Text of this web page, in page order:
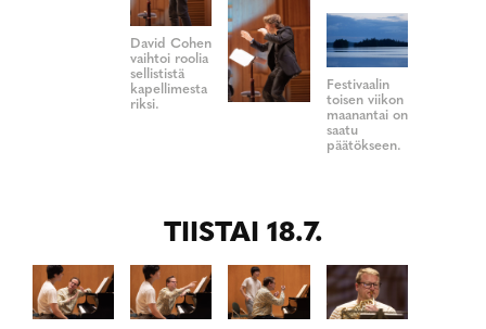
David Cohen
vaihtoi roolia
sellististä
kapellimesta
riksi.
Festivaalin
toisen viikon
maanantai on
saatu
päätökseen.
TIISTAI 18.7.